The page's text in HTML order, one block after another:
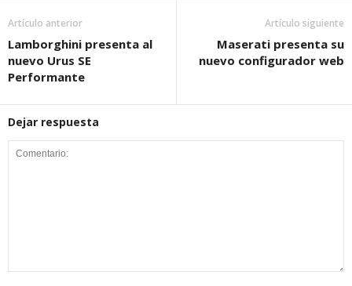
Artículo anterior
Lamborghini presenta al
nuevo Urus SE
Performante
Artículo siguiente
Maserati presenta su
nuevo configurador web
Dejar respuesta